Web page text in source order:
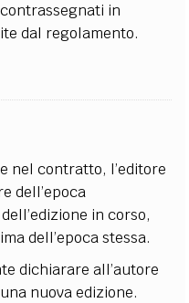
in
dal regolamento.
nel contratto, l’editore
dell’epoca
in corso,
dell’epoca stessa.
dichiarare all’autore
nuova edizione.